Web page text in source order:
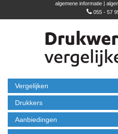
algemene informatie |
055 - 57
Vergelijken
Drukkers
Aanbiedingen